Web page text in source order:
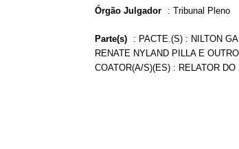
Órgão Julgador : Tribunal Pleno
Parte(s) : PACTE.(S) : NILTON
RENATE NYLAND PILLA E
COATOR(A/S)(ES) : RELATOR